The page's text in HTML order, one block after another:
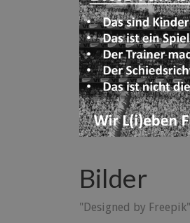
Bilder
"Designed by Freepik"